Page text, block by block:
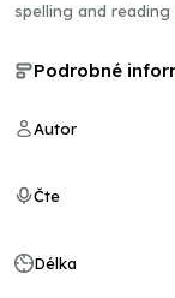
spelling and reading
Podrobné
Autor
Čte
Délka